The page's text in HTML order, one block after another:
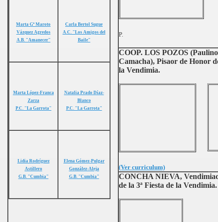
P.
COOP. LOS POZOS
Camacha), Pisaor de Honor
la Vendimia.
(Ver curriculum)
CONCHA NIEVA,
de la 3ª Fiesta de la Vendimia.
Marta Gª Maroto
Vázquez Agredos
A.B. "Amanecer"
Carla Bertol Sugue
A.C. "Los Amigos del
Baile"
Marta López-Franca
Zarza
P.C. "La Garrota"
Natalia Prado Díaz-
Blanco
P.C. "La Garrota"
Lidia Rodríguez
Astillero
G.B. "Cumbia"
Elena Gómez-Pulgar
González-Aleja
G.B. "Cumbia"